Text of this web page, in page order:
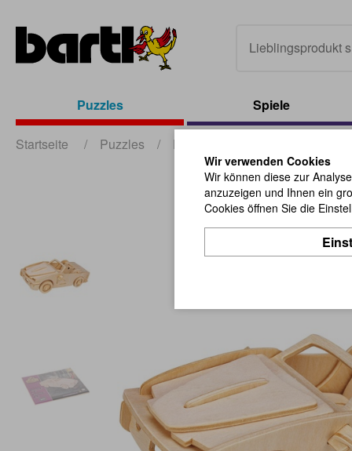
Puzzles Spiele
Startseite / Puzzles / Holz Puzzles
Wir verwenden Cookies
Wir können diese zur
anzuzeigen und Ihnen ein
Cookies öffnen Sie die